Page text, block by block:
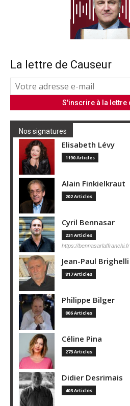
La lettre de Causeur
Nos signatures
Elisabeth Lévy
1190 Articles
Alain Finkielkraut
202 Articles
Cyril Bennasar
231 Articles
https://bennasarlaffranchi.fr
Jean-Paul Brighelli
817 Articles
Philippe Bilger
806 Articles
Céline Pina
273 Articles
Didier Desrimais
403 Articles